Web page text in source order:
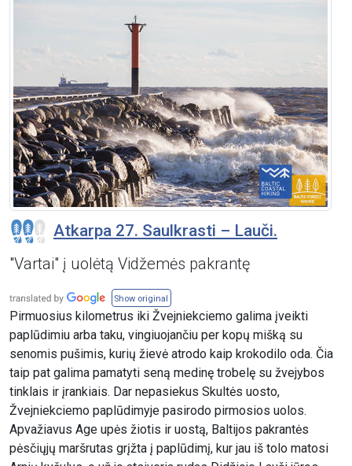
Atkarpa 27. Saulkrasti – Lauči.
"Vartai" į uolėtą Vidžemės pakrantę
Show original
Pirmuosius kilometrus iki Žvejniekciemo galima įveikti
paplūdimiu arba taku, vingiuojančiu per kopų mišką su
senomis pušimis, kurių žievė atrodo kaip krokodilo oda. Čia
taip pat galima pamatyti seną medinę trobelę su žvejybos
tinklais ir įrankiais. Dar nepasiekus Skultės uosto,
Žvejniekciemo paplūdimyje pasirodo pirmosios uolos.
Apvažiavus Age upės žiotis ir uostą, Baltijos pakrantės
pėsčiųjų maršrutas grįžta į paplūdimį, kur jau iš tolo matosi